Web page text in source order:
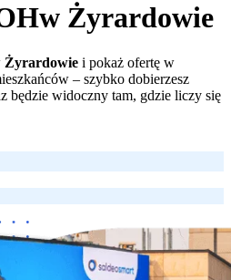
w Żyrardowie
Żyrardowie i pokaż ofertę w
– szybko dobierzesz
będzie widoczny tam, gdzie liczy się